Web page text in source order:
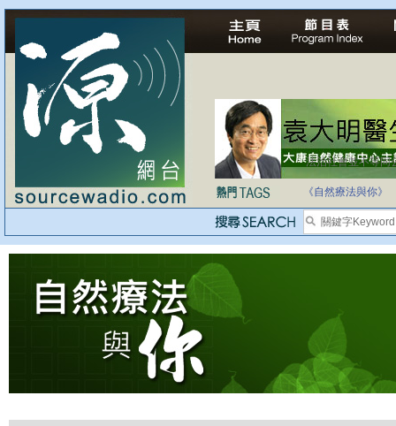
法治社會並不等同
自家教育合法化-
《自然療法與你》